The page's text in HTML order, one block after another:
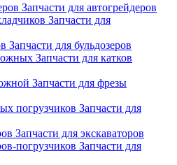
Запчасти для автогрейдеров
Запчасти для
Запчасти для бульдозеров
Запчасти для катков
Запчасти для фрезы
Запчасти для
Запчасти для экскаваторов
Запчасти для